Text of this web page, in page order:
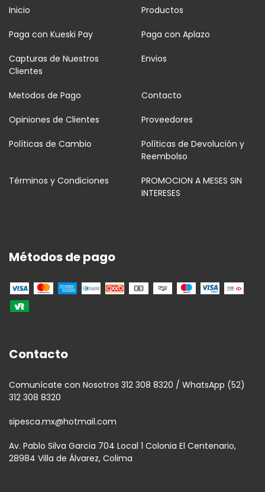
Inicio Productos
Paga con Kueski Pay Paga con Aplazo
Capturas de Nuestros
Clientes
Envios
Metodos de Pago Contacto
Opiniones de Clientes Proveedores
Políticas de Cambio
Políticas de Devolución y
Reembolso
Términos y Condiciones
PROMOCION A MESES SIN
INTERESES
Métodos de pago
Contacto
Comunícate con Nosotros 312 308 8320 / WhatsApp (52)
312 308 8320
sipesca.mx@hotmail.com
Av. Pablo Silva Garcia 704 Local 1 Colonia El Centenario,
28984 Villa de Álvarez, Colima